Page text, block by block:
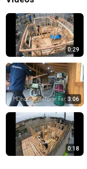
0:29
3:06
0:18